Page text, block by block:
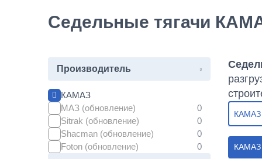
Седельные тягачи
Производитель
КАМАЗ
МАЗ (обновление)
Sitrak (обновление)
Shacman (обновление)
Foton (обновление)
КАМАЗ
КАМАЗ